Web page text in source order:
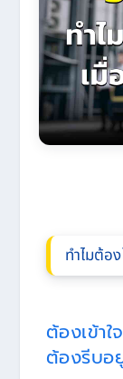
ทำไมต้อ
ต้องเข้า
ต้องรีบอ